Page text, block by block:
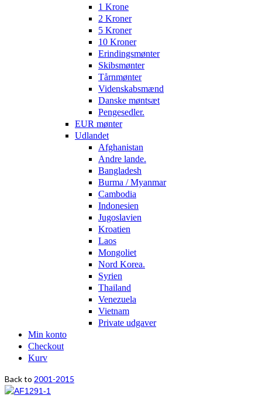
1 Krone
2 Kroner
5 Kroner
10 Kroner
Erindingsmønter
Skibsmønter
Tårnmønter
Videnskabsmænd
Danske møntsæt
Pengesedler.
EUR mønter
Udlandet
Afghanistan
Andre lande.
Bangladesh
Burma / Myanmar
Cambodia
Indonesien
Jugoslavien
Kroatien
Laos
Mongoliet
Nord Korea.
Syrien
Thailand
Venezuela
Vietnam
Private udgaver
Min konto
Checkout
Kurv
Back to 2001-2015